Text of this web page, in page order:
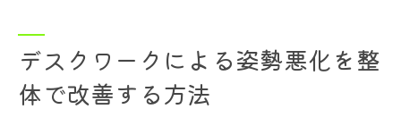
デスクワークによる姿勢悪化を整
体で改善する方法